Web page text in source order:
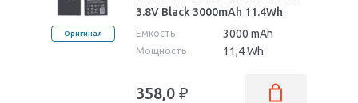
Оригинал
3.8V Black 3000mAh 11.4Wh
Емкость 3000 mAh
Мощность 11,4 Wh
358,0 ₽